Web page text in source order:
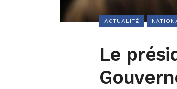
ACTUALITÉ
Le